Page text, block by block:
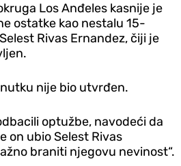
Los Anđeles kasnije je
ostatke kao nestalu 15-
Rivas Ernandez, čiji je
nije bio utvrđen.
optužbe, navodeći da
on ubio Selest Rivas
braniti njegovu nevinost“.